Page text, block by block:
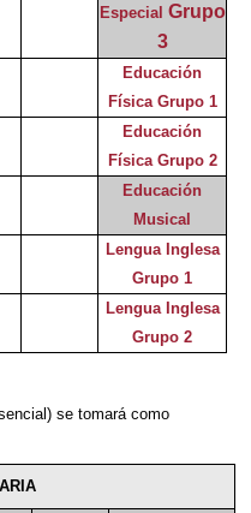
Especial Grupo
3
Educación
Física Grupo 1
Educación
Física Grupo 2
Educación
Musical
Lengua Inglesa
Grupo 1
Lengua Inglesa
Grupo 2
se tomará como